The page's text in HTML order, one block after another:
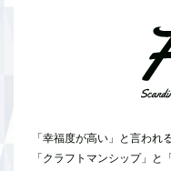
「幸福度が高い」と言わ
「クラフトマンシップ」と